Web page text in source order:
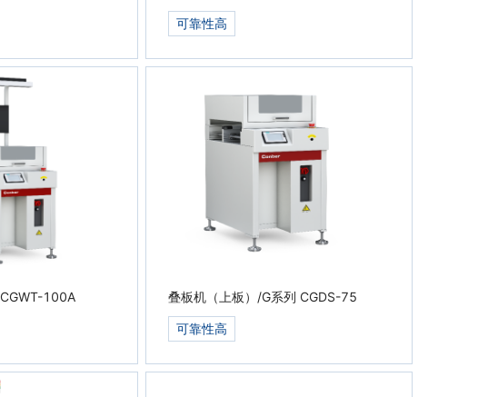
可靠性高
工作检查站/G系列 CGWT-100A 叠板机（上板）/G系列 CGDS-75
可靠性高